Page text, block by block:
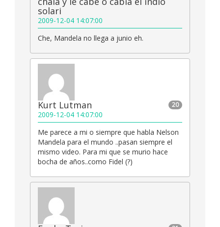
solari
2009-12-04 14:07:00
Che, Mandela no llega a junio eh.
20
Kurt Lutman
2009-12-04 14:07:00
Me parece a mi o siempre que habla Nelson
Mandela para el mundo ..pasan siempre el
mismo video. Para mi que se murio hace
bocha de años..como Fidel (?)